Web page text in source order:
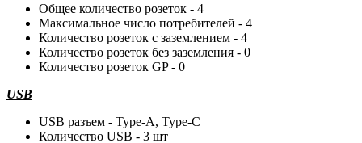
Общее количество розеток - 4
Максимальное число потребителей - 4
Количество розеток с заземлением - 4
Количество розеток без заземления - 0
Количество розеток GP - 0
USB
USB разъем - Type-A, Type-C
Количество USB - 3 шт